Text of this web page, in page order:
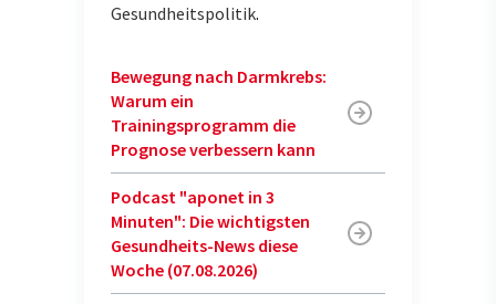
Gesundheitspolitik.
Bewegung nach Darmkrebs:
Warum ein
Trainingsprogramm die
Prognose verbessern kann
Podcast "aponet in 3
Minuten": Die wichtigsten
Gesundheits-News diese
Woche (07.08.2026)